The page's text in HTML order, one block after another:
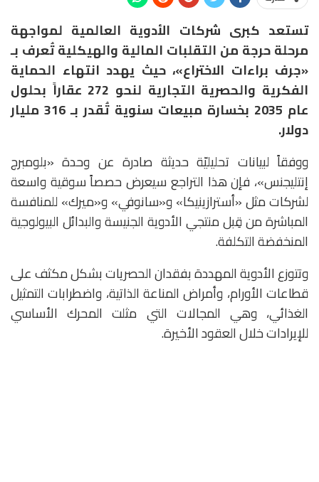
تستعد كبرى شركات الأدوية العالمية لمواجهة
مرحلة حرجة من التقلبات المالية والهيكلية تُعرف بـ
«جرف براءات الاختراع»، حيث يهدد انتهاء الحماية
الفكرية والحصرية التجارية لنحو 272 عقاراً بحلول
عام 2035 بخسارة مبيعات سنوية تُقدر بـ 316 مليار
دولار.
ووفقاً لبيانات تحليليّة حديثة صادرة عن وحدة «بلومبرج
إنتليجنس»، فإن هذا التراجع سيعرض حصصاً سوقية واسعة
لشركات مثل «أسترازينيكا» و«سانوفي» و«ميرك» للمنافسة
المباشرة من قِبل منتجي الأدوية الجنيسة والبدائل البيولوجية
المنخفضة التكلفة.
وتتوزع الأدوية المهددة بفقدان الحصريات بشكل مكثف على
قطاعات الأورام، وأمراض المناعة الذاتية، واضطرابات التمثيل
الغذائي، وهي المجالات التي مثلت المحرك الأساسي
للإيرادات خلال العقود الأخيرة.